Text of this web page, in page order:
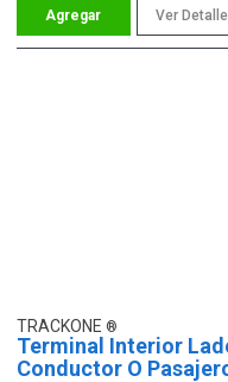
Ver
TRACKONE
Terminal Interior
Conductor O